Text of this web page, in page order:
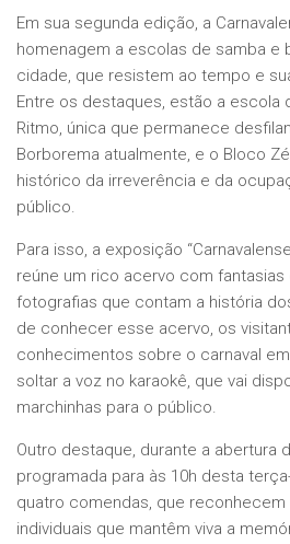
Em sua segunda edição, a
homenagem a escolas de samba e
cidade, que resistem ao tempo e
Entre os destaques, estão a escola
Ritmo, única que permanece
Borborema atualmente, e o Bloco
histórico da irreverência e da
público.
Para isso, a exposição
reúne um rico acervo com
fotografias que contam a história
de conhecer esse acervo, os
conhecimentos sobre o carnaval
soltar a voz no karaokê, que vai
marchinhas para o público.
Outro destaque, durante a abertura
programada para às 10h desta
quatro comendas, que
individuais que mantêm viva a